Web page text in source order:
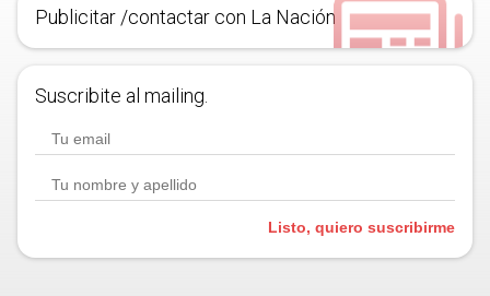
Publicitar /contactar con La Nación
Suscribite al mailing.
Listo, quiero suscribirme